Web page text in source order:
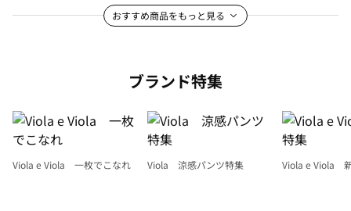
おすすめ商品をもっと見る
ブランド特集
Viola e Viola 一枚でこなれ Viola 涼感パンツ特集 Viola e Viola